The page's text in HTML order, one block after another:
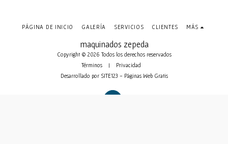
maquinados zepeda
Copyright © 2026 Todos los derechos reservados
Términos|
Privacidad
Desarrollado por SITE123 - Páginas Web Gratis
PÁGINA DE INICIO GALERÍA SERVICIOS CLIENTES MÁS